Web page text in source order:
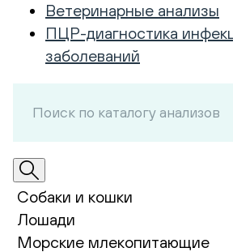
Ветеринарные анализы
ПЦР-диагностика
заболеваний
Собаки и кошки
Лошади
Морские млекопитающие